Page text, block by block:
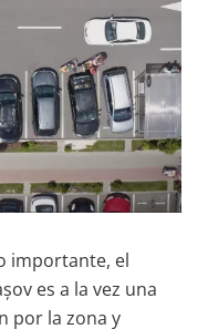
importante, el
es a la vez una
por la zona y